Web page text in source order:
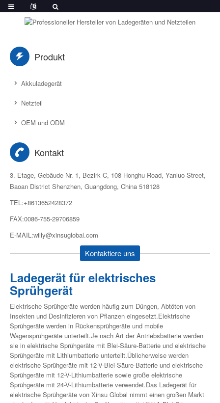
Produkt
Akkuladegerät
Netzteil
OEM und ODM
Kontakt
3. Etage, Gebäude Nr. 1, Bezirk C, 108 Honghu Road, Yanluo Street,
Baoan District Shenzhen, Guangdong, China 518128
TEL:+8613652428372
FAX:0086-755-29706859
E-MAIL:willy@xinsuglobal.com
Kontaktiere uns
Ladegerät für elektrisches
Sprühgerät
Elektrische Sprühgeräte werden häufig zum Düngen, Abtöten von
Insekten und Desinfizieren von Pflanzen eingesetzt.Elektrische
Sprühgeräte werden in Rückensprühgeräte und mobile
Wagensprühgeräte unterteilt.Je nach Art der Antriebsbatterie werden
sie in elektrische Sprühgeräte mit Blei-Säure-Batterie und elektrische
Sprühgeräte mit Lithiumbatterie unterteilt.Üblicherweise werden
elektrische Sprühgeräte mit 12-V-Blei-Säure-Batterie und elektrische
Sprühgeräte mit 12-V-Lithiumbatterie sowie große elektrische
Sprühgeräte mit 24-V-Lithiumbatterie verwendet.Das Ladegerät für
elektrische Sprühgeräte von Xinsu Global nimmt einen großen Markt